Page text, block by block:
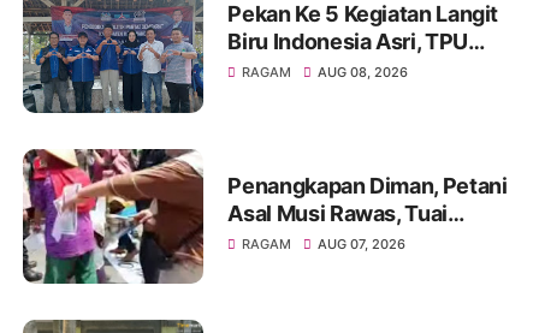
Pekan Ke 5 Kegiatan Langit
Biru Indonesia Asri, TPU
Leuweung Djati Jadi Lokasi
RAGAM AUG 08, 2026
Penangkapan Diman, Petani
Asal Musi Rawas, Tuai
Sorotan Warga
RAGAM AUG 07, 2026